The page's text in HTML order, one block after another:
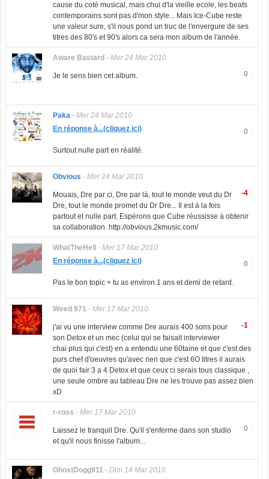
cause du coté musical, mais chui d'la vieille ecole, les beats
contemporains sont pas d'mon style... Mais Ice-Cube reste
une valeur sure, s'il nous pond un truc de l'envergure de ses
titres des 80's et 90's alors ca sera mon album de l'année.
Aware Bastard - Mer 24 Mar 2010
0
Je le sens bien cet album.
Paka- Mer 24 Mar 2010
0
En réponse à...(cliquez ici)
Surtout nulle part en réalité.
Obvious - Mer 24 Mar 2010
-4
Mouais, Dre par ci, Dre par là, tout le monde veut du Dr
Dre, tout le monde promet du Dr Dre... Il est à la fois
partout et nulle part. Espérons que Cube réussisse à obtenir
sa collaboration. http://obvious.2kmusic.com/
WhatTheHell - Mer 17 Mar 2010
0
En réponse à...(cliquez ici)
Pas le bon topic + tu as environ 1 ans et demi de retard.
Weed 971- Mer 17 Mar 2010
-1
j'ai vu une interview comme Dre aurais 400 sons pour
son Detox et un mec (celui qui se faisait interviewer
chai plus qui c'est) en a entendu une 60taine et que c'est des
purs chef d'oeuvres qu'avec rien que c'est 6O titres il aurais
de quoi fair 3 a 4 Detox et que ceux ci serais tous classique ,
une seule ombre au tableau Dre ne les trouve pas assez bien
xD
r-ross - Mer 17 Mar 2010
0
Laissez le tranquil Dre. Qu'il s'enferme dans son studio
et qu'il nous finisse l'album...
GhostDogg911- Dim 14 Mar 2010